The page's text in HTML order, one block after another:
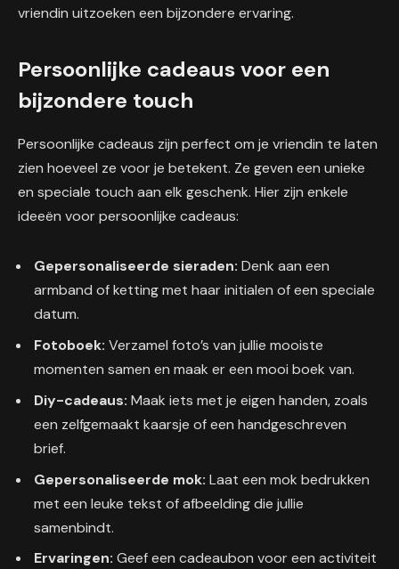
vriendin uitzoeken een bijzondere ervaring.
Persoonlijke cadeaus voor een
bijzondere touch
Persoonlijke cadeaus zijn perfect om je vriendin te laten
zien hoeveel ze voor je betekent. Ze geven een unieke
en speciale touch aan elk geschenk. Hier zijn enkele
ideeën voor persoonlijke cadeaus:
Gepersonaliseerde sieraden: Denk aan een
armband of ketting met haar initialen of een speciale
datum.
Fotoboek: Verzamel foto’s van jullie mooiste
momenten samen en maak er een mooi boek van.
Diy-cadeaus: Maak iets met je eigen handen, zoals
een zelfgemaakt kaarsje of een handgeschreven
brief.
Gepersonaliseerde mok: Laat een mok bedrukken
met een leuke tekst of afbeelding die jullie
samenbindt.
Ervaringen: Geef een cadeaubon voor een activiteit